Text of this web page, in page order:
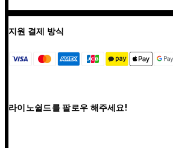
지원 결제 방식
라이노쉴드를 팔로우 해주세요!